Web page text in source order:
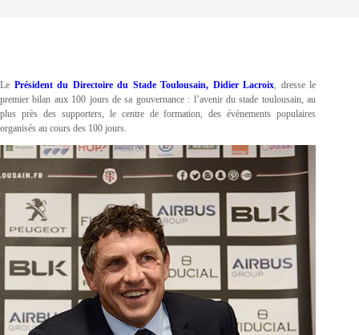
Le Président du Directoire du Stade Toulousain, Didier Lacroix, dresse le
premier bilan aux 100 jours de sa gouvernance : l’avenir du stade toulousain, au
plus près des supporters, le centre de formation, des évènements populaires
organisés au cours des 100 jours.